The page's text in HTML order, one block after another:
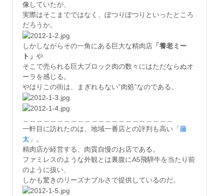
像していたが、
実際はそこまでではなく、ぽつりぽつりといったところ
だろうか。
しかしながらその一角にある巨大な精肉店 「養老ミー
ト」 や
そこで売られる巨大ブロック肉の数々にはただならぬオ
ーラを感じる。
やはりこの街は、まぎれもない”肉処”なのである。
一軒目に訪れたのは、地域一番店との評判も高い 「藤
太」
。
精肉店が経営する、肉質自慢のお店である。
ファミレスのような外観とは裏腹にA5飛騨牛を当たり前
のように扱い、
しかも驚きのリーズナブルさで提供しているのだ。